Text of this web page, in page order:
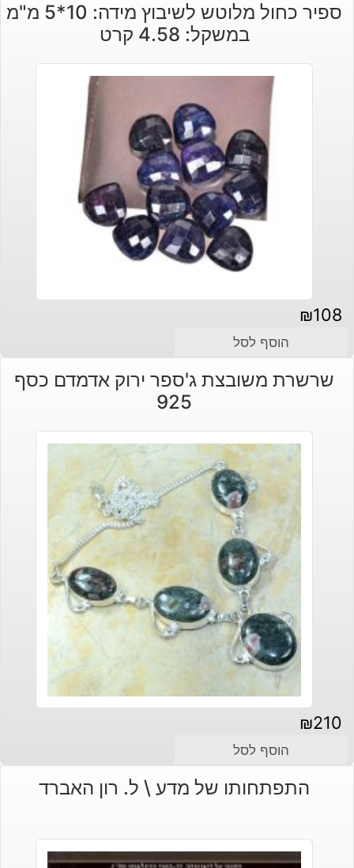
ספיר כחול מלוטש לשיבוץ מידה: 10*5 מ"מ
במשקל: 4.58 קרט
₪108
הוסף לסל
שרשרת משובצת ג'ספר ירוק אדמדם כסף
925
₪210
הוסף לסל
התפתחותו של מדע \ ל. רון האברד